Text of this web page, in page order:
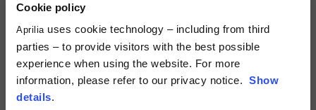
Cookie policy
Aprilia uses cookie technology – including from third
parties – to provide visitors with the best possible
experience when using the website. For more
information, please refer to our privacy notice. Show
details.